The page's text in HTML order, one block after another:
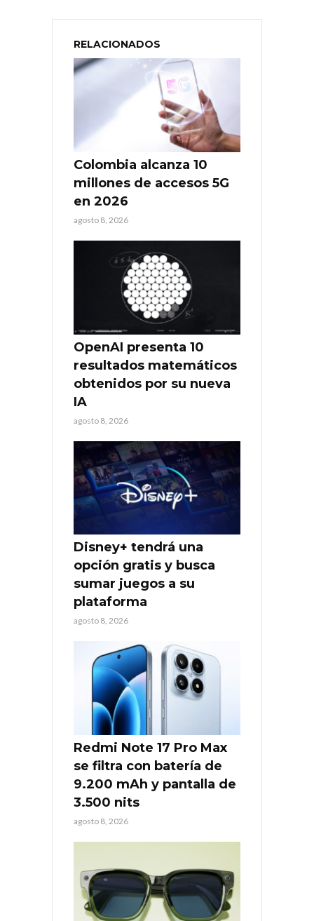
RELACIONADOS
Colombia alcanza 10
millones de accesos 5G
en 2026
agosto 8, 2026
OpenAI presenta 10
resultados matemáticos
obtenidos por su nueva
IA
agosto 8, 2026
Disney+ tendrá una
opción gratis y busca
sumar juegos a su
plataforma
agosto 8, 2026
Redmi Note 17 Pro Max
se filtra con batería de
9.200 mAh y pantalla de
3.500 nits
agosto 8, 2026